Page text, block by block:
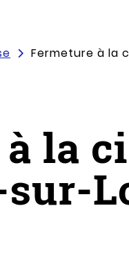
Fermeture à la
la